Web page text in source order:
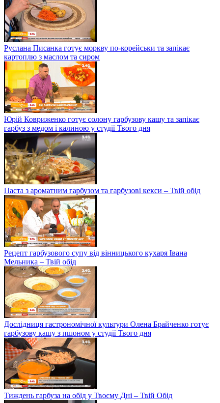
Руслана Писанка готує моркву по-корейськи та запікає
картоплю з маслом та сиром
Юрій Ковриженко готує солону гарбузову кашу та запікає
гарбуз з медом і калиною у студії Твого дня
Паста з ароматним гарбузом та гарбузові кекси – Твій обід
Рецепт гарбузового супу від вінницького кухаря Івана
Мельника – Твій обід
Дослідниця гастрономічної культури Олена Брайченко готує
гарбузову кашу з пшоном у студії Твого дня
Тиждень гарбуза на обід у Твоєму Дні – Твій Обід